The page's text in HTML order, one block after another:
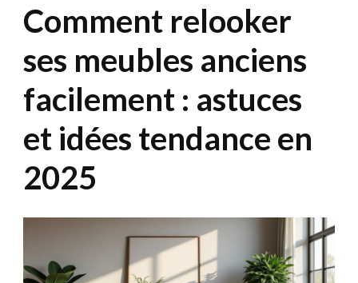
Comment relooker
ses meubles anciens
facilement : astuces
et idées tendance en
2025